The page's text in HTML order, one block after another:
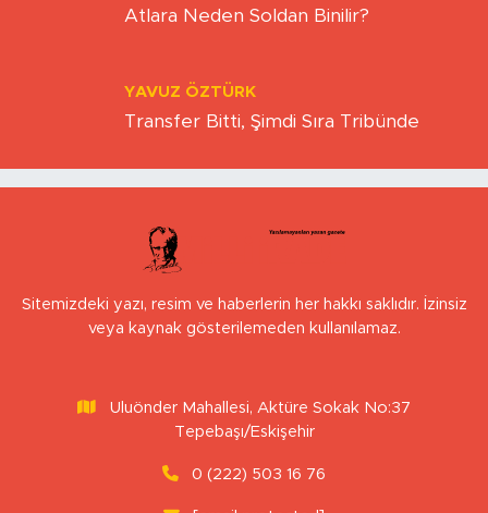
Atlara Neden Soldan Binilir?
YAVUZ ÖZTÜRK
Transfer Bitti, Şimdi Sıra Tribünde
Sitemizdeki yazı, resim ve haberlerin her hakkı saklıdır. İzinsiz
veya kaynak gösterilemeden kullanılamaz.
Uluönder Mahallesi, Aktüre Sokak No:37
Tepebaşı/Eskişehir
0 (222) 503 16 76